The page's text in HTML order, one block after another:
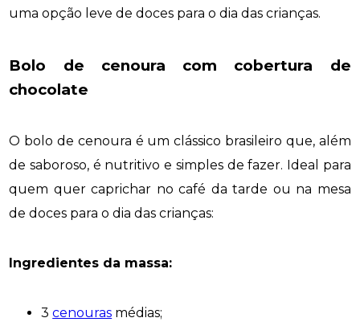
uma opção leve de doces para o dia das crianças.
Bolo de cenoura com cobertura de
chocolate
O bolo de cenoura é um clássico brasileiro que, além
de saboroso, é nutritivo e simples de fazer. Ideal para
quem quer caprichar no café da tarde ou na mesa
de doces para o dia das crianças:
Ingredientes da massa:
3cenouras médias;